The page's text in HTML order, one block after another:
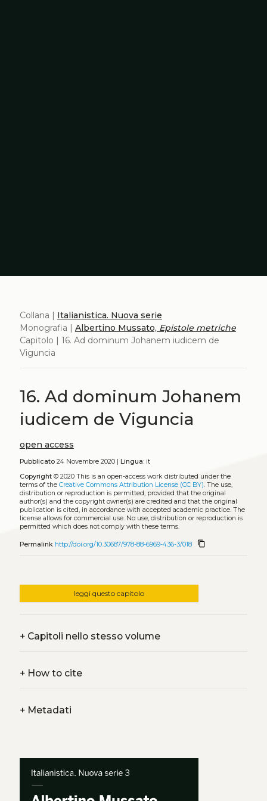
Collana | Italianistica. Nuova serie
Monografia | Albertino Mussato, Epistole metriche
Capitolo | 16. Ad dominum Johanem iudicem de
Viguncia
16. Ad dominum Johanem
iudicem de Viguncia
open access
Pubblicato24 Novembre 2020 | Lingua:it
Copyright© 2020 This is an open-access work distributed under the
terms of the Creative Commons Attribution License (CC BY). The use,
distribution or reproduction is permitted, provided that the original
author(s) and the copyright owner(s) are credited and that the original
publication is cited, in accordance with accepted academic practice. The
license allows for commercial use. No use, distribution or reproduction is
permitted which does not comply with these terms.
Permalink http://doi.org/10.30687/978-88-6969-436-3/018 content_copy
leggi questo capitolo
+Capitoli nello stesso volume
+How to cite
+Metadati